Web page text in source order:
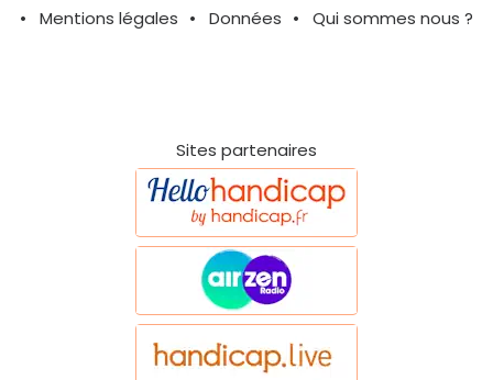
Mentions légales
Données Qui sommes nous ?
Sites partenaires